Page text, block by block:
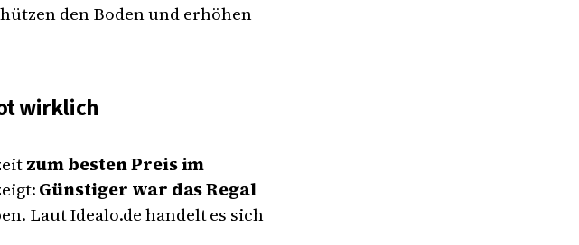
den Boden und erhöhen
wirklich
zum besten Preis im
Günstiger war das Regal
Laut Idealo.de handelt es sich